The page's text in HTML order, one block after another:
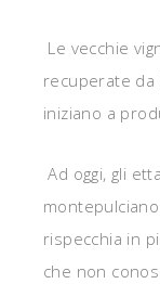
Le vecchie
recuperate da
iniziano a
Ad oggi, gli
rispecchia in
che non